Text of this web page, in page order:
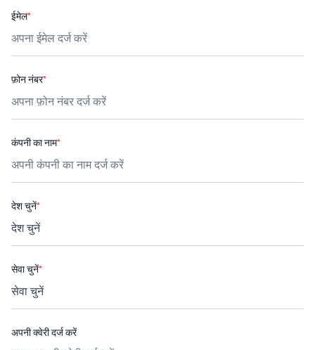
ईमेल*
फ़ोन नंबर*
कंपनी का नाम*
देश चुनें*
सेवा चुनें*
अपनी क्वेरी दर्ज करें